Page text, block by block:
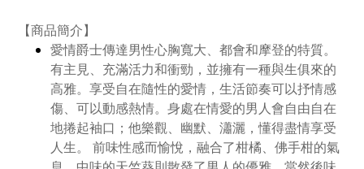
【商品簡介 】
愛情爵士傳達男性心胸寬大、都會和摩登的特質。
有主見、充滿活力和衝勁，並擁有一種與生俱來的
高雅。享受自在隨性的愛情，生活節奏可以抒情感
傷、可以動感熱情。身處在情愛的男人會自由自在
地捲起袖口；他樂觀、幽默、瀟灑，懂得盡情享受
人生。
前味性感而愉悅，融合了柑橘、佛手柑的氣